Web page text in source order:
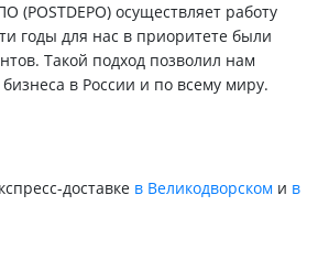
осуществляет работу
годы для нас в приоритете были
Такой подход позволил нам
в России и по всему миру.
доставке в Великодворском и в